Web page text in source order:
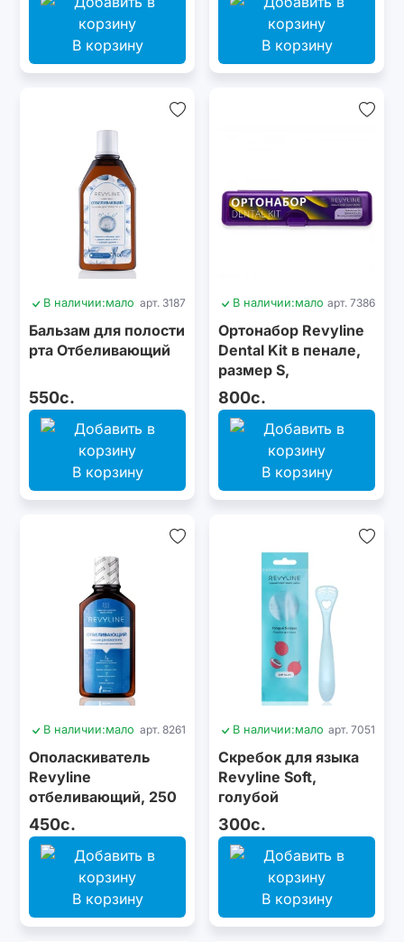
В корзину В корзину
В наличии:мало арт. 3187
Бальзам для полости
рта Отбеливающий
550с.
В корзину
В наличии:мало арт. 7386
Ортонабор Revyline
Dental Kit в пенале,
размер S,
фиолетовый
800с.
В корзину
В наличии:мало арт. 8261
Ополаскиватель
Revyline
отбеливающий, 250
мл
450с.
В корзину
В наличии:мало арт. 7051
Скребок для языка
Revyline Soft,
голубой
300с.
В корзину